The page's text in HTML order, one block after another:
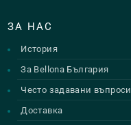
ЗА НАС
История
За Bellona България
Често задавани въпроси
Доставка